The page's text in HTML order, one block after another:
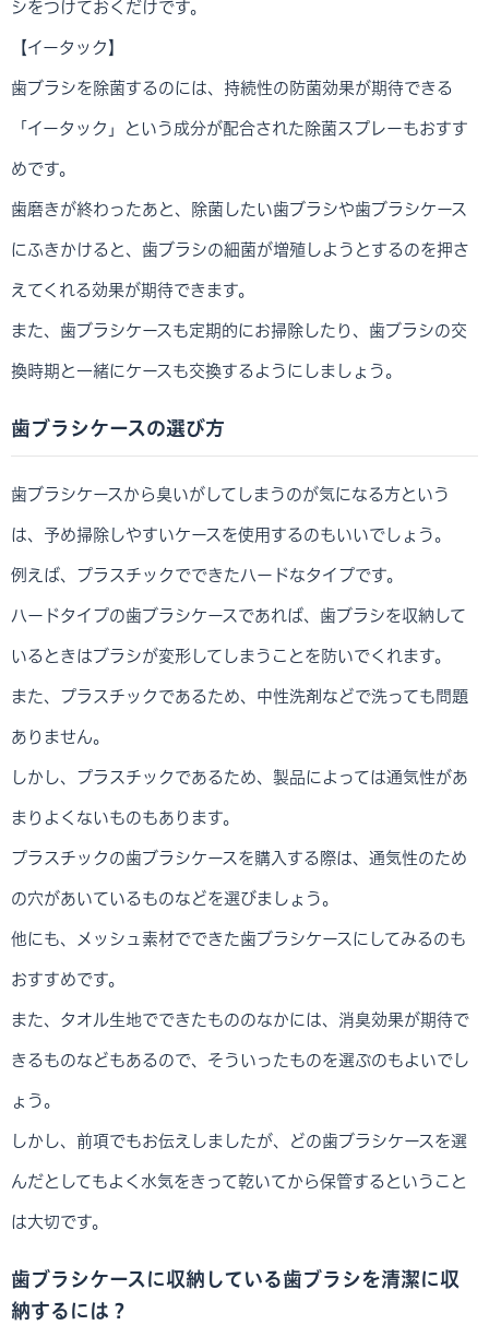
シをつけておくだけです。
【イータック】
歯ブラシを除菌するのには、持続性の防菌効果が期待できる
「イータック」という成分が配合された除菌スプレーもおすす
めです。
歯磨きが終わったあと、除菌したい歯ブラシや歯ブラシケース
にふきかけると、歯ブラシの細菌が増殖しようとするのを押さ
えてくれる効果が期待できます。
また、歯ブラシケースも定期的にお掃除したり、歯ブラシの交
換時期と一緒にケースも交換するようにしましょう。
歯ブラシケースの選び方
歯ブラシケースから臭いがしてしまうのが気になる方という
は、予め掃除しやすいケースを使用するのもいいでしょう。
例えば、プラスチックでできたハードなタイプです。
ハードタイプの歯ブラシケースであれば、歯ブラシを収納して
いるときはブラシが変形してしまうことを防いでくれます。
また、プラスチックであるため、中性洗剤などで洗っても問題
ありません。
しかし、プラスチックであるため、製品によっては通気性があ
まりよくないものもあります。
プラスチックの歯ブラシケースを購入する際は、通気性のため
の穴があいているものなどを選びましょう。
他にも、メッシュ素材でできた歯ブラシケースにしてみるのも
おすすめです。
また、タオル生地でできたもののなかには、消臭効果が期待で
きるものなどもあるので、そういったものを選ぶのもよいでし
ょう。
しかし、前項でもお伝えしましたが、どの歯ブラシケースを選
んだとしてもよく水気をきって乾いてから保管するということ
は大切です。
歯ブラシケースに収納している歯ブラシを清潔に収
納するには？